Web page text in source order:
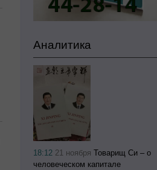
Аналитика
18:12 21 ноября Товарищ Си – о
человеческом капитале